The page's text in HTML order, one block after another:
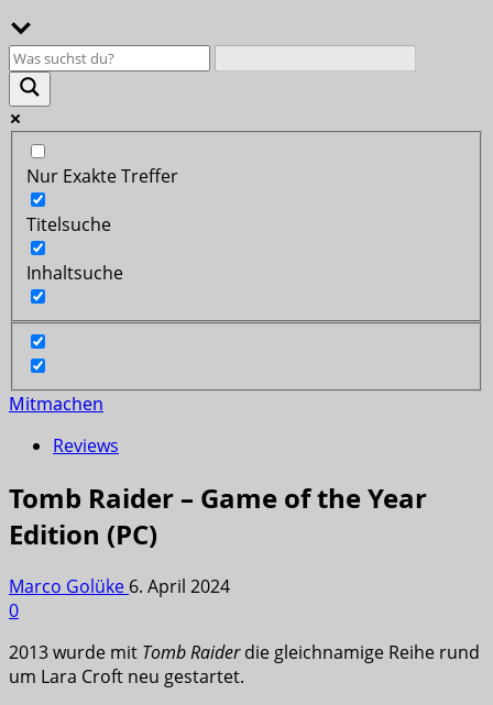
Nur Exakte Treffer
Titelsuche
Inhaltsuche
Mitmachen
Reviews
Tomb Raider – Game of the Year
Edition (PC)
Marco Golüke 6. April 2024
0
2013 wurde mit Tomb Raiderdie gleichnamige Reihe rund
um Lara Croft neu gestartet.